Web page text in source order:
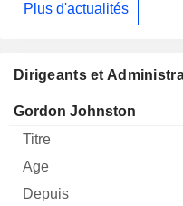
Plus d'actualités
Dirigeants et
Dirigeant Titre Age
Gordon Johnston